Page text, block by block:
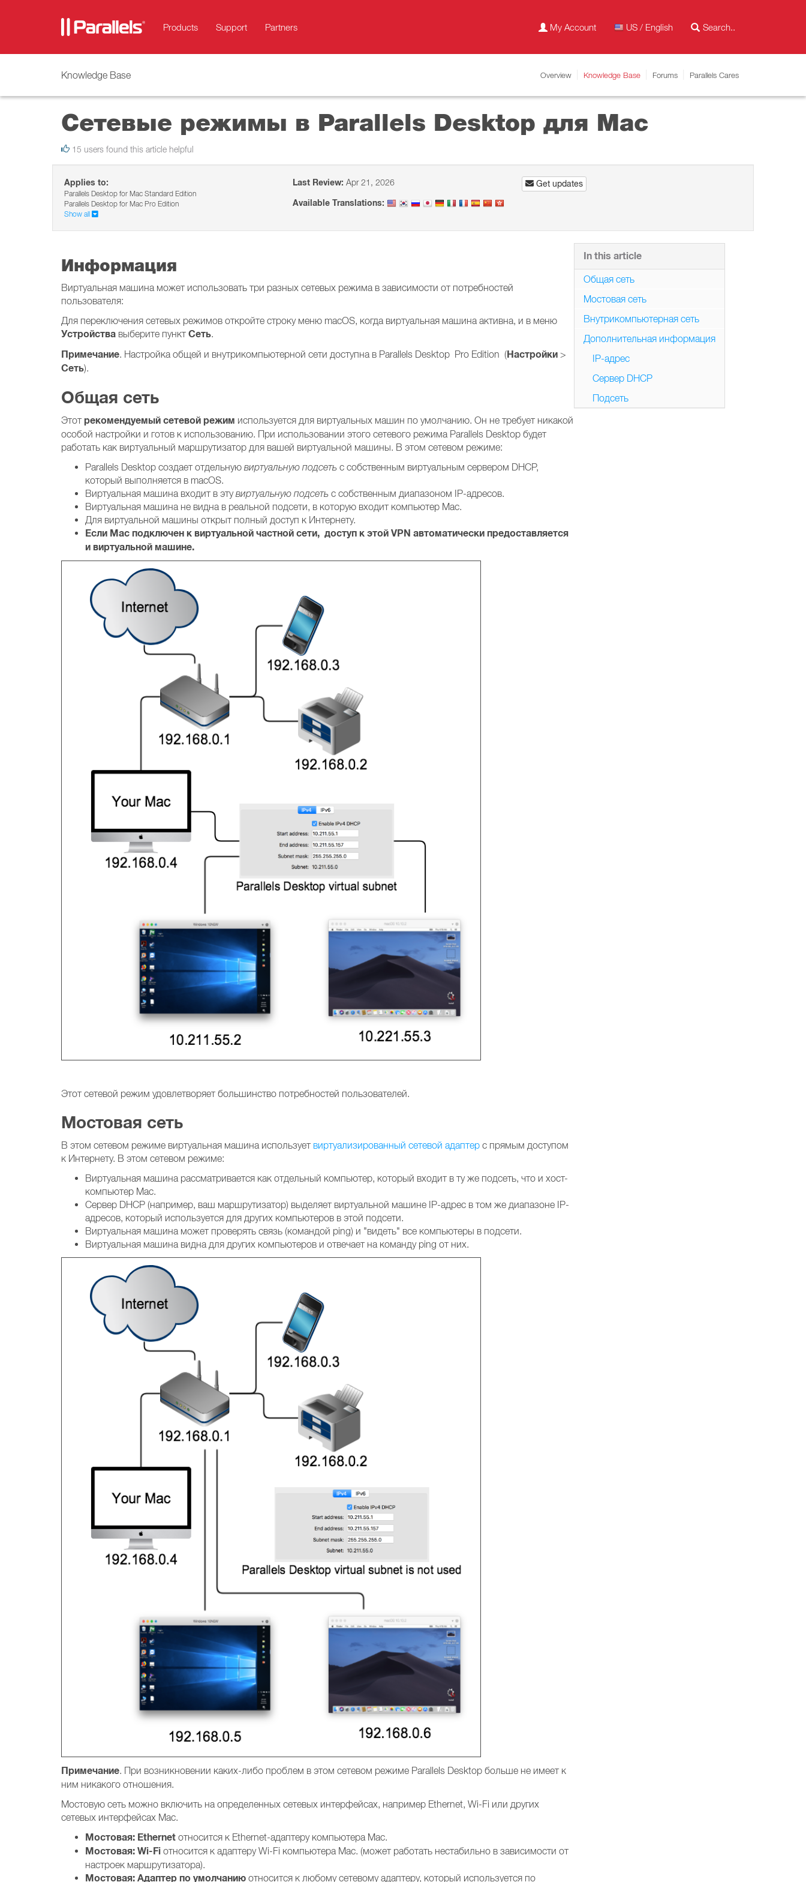
Products Support Partners My Account US / English
Knowledge Base Overview Knowledge Base Forums Parallels Cares
Сетевые режимы в Parallels Desktop для Mac
15 users found this article helpful
Applies to:
Parallels Desktop for Mac Standard Edition
Parallels Desktop for Mac Pro Edition
Show all
Last Review: Apr 21, 2026
Available Translations:
Get updates
Информация
Виртуальная машина может использовать три разных сетевых режима в зависимости от потребностей
пользователя:
Для переключения сетевых режимов откройте строку меню macOS, когда виртуальная машина активна, и в меню
Устройства выберите пункт Сеть.
Примечание. Настройка общей и внутрикомпьютерной сети доступна в Parallels Desktop Pro Edition (Настройки >
Сеть).
Общая сеть
Этот рекомендуемый сетевой режим используется для виртуальных машин по умолчанию. Он не требует никакой
особой настройки и готов к использованию. При использовании этого сетевого режима Parallels Desktop будет
работать как виртуальный маршрутизатор для вашей виртуальной машины. В этом сетевом режиме:
Parallels Desktop создает отдельную виртуальную подсеть с собственным виртуальным сервером DHCP,
который выполняется в macOS.
Виртуальная машина входит в этувиртуальную подсеть с собственным диапазоном IP-адресов.
Виртуальная машина не видна в реальной подсети, в которую входит компьютер Mac.
Для виртуальной машины открыт полный доступ к Интернету.
Если Mac подключен к виртуальной частной сети, доступ к этой VPN автоматически предоставляется
и виртуальной машине.
Этот сетевой режим удовлетворяет большинство потребностей пользователей.
Мостовая сеть
В этом сетевом режиме виртуальная машина использует виртуализированный сетевой адаптер с прямым доступом
к Интернету. В этом сетевом режиме:
Виртуальная машина рассматривается как отдельный компьютер, который входит в ту же подсеть, что и хост-
компьютер Mac.
Сервер DHCP (например, ваш маршрутизатор) выделяет виртуальной машине IP-адрес в том же диапазоне IP-
адресов, который используется для других компьютеров в этой подсети.
Виртуальная машина может проверять связь (командой ping) и "видеть" все компьютеры в подсети.
Виртуальная машина видна для других компьютеров и отвечает на команду ping от них.
Примечание. При возникновении каких-либо проблем в этом сетевом режиме Parallels Desktop больше не имеет к
ним никакого отношения.
Мостовую сеть можно включить на определенных сетевых интерфейсах, например Ethernet, Wi-Fi или других
сетевых интерфейсах Mac.
Мостовая: Ethernet относится к Ethernet-адаптеру компьютера Mac.
Мостовая: Wi-Fi относится к адаптеру Wi-Fi компьютера Mac. (может работать нестабильно в зависимости от
настроек маршрутизатора).
Мостовая: Адаптер по умолчанию относится к любому сетевому адаптеру, который используется по
In this article
Общая сеть
Мостовая сеть
Внутрикомпьютерная сеть
Дополнительная информация
IP-адрес
Сервер DHCP
Подсеть